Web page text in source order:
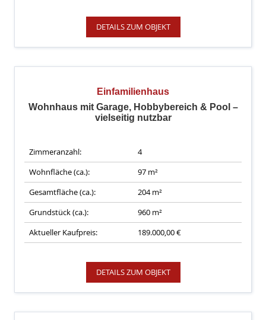
DETAILS ZUM OBJEKT
Einfamilienhaus
Wohnhaus mit Garage, Hobbybereich & Pool –
vielseitig nutzbar
Zimmeranzahl:
4
Wohnfläche (ca.):
97 m²
Gesamtfläche (ca.):
204 m²
Grundstück (ca.):
960 m²
Aktueller Kaufpreis:
189.000,00 €
DETAILS ZUM OBJEKT